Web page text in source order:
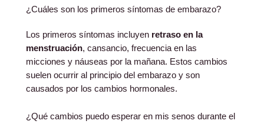
¿Cuáles son los primeros síntomas de embarazo?
Los primeros síntomas incluyen retraso en la
menstruación, cansancio, frecuencia en las
micciones y náuseas por la mañana. Estos cambios
suelen ocurrir al principio del embarazo y son
causados por los cambios hormonales.
¿Qué cambios puedo esperar en mis senos durante el